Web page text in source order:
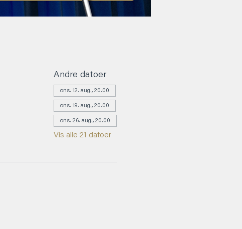
Andre datoer
ons. 12. aug., 20.00
ons. 19. aug., 20.00
ons. 26. aug., 20.00
Vis alle 21 datoer